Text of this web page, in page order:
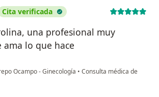
Cita verificada
una profesional muy
ama lo que hace
Ocampo - Ginecología • Consulta médica de
Natalia H